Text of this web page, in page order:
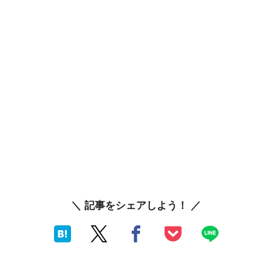
＼ 記事をシェアしよう！ ／